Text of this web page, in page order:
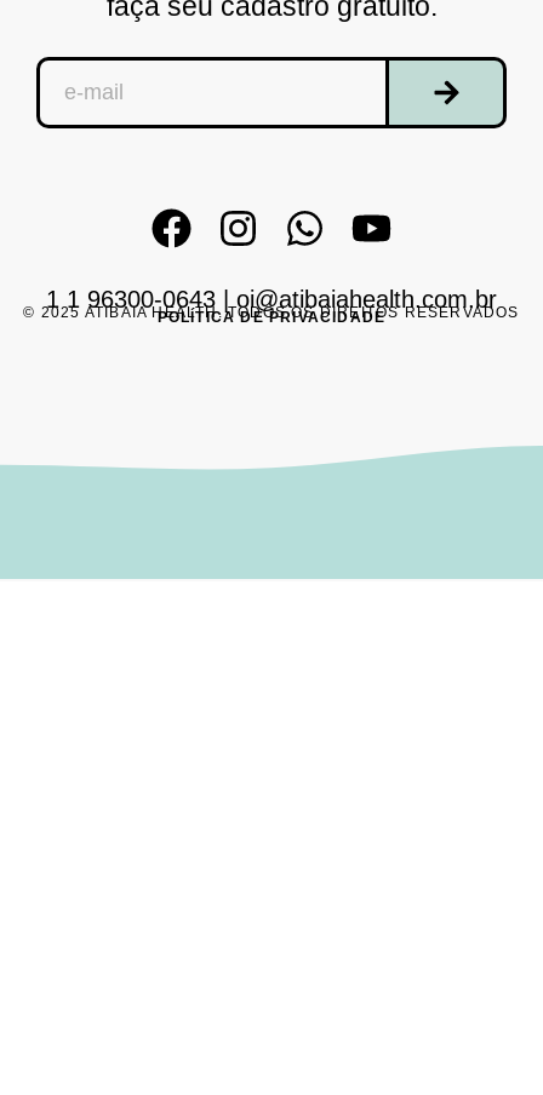
1 1 96300-0643 oi@atibaiahealth.com.br
© 2025 ATIBAIA HEALTH. TODOS OS DIREITOS RESERVADOS
POLÍTICA DE PRIVACIDADE